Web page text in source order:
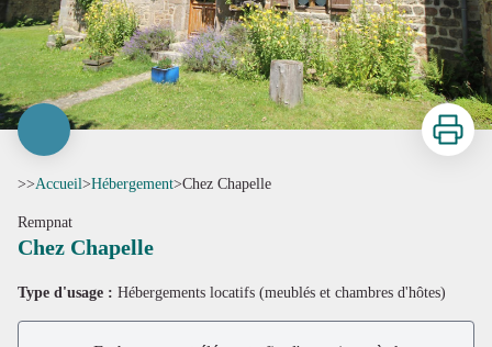
Voir l'image en plein écran
Imprimer
>>Accueil>Hébergement>Chez Chapelle
Rempnat
Chez Chapelle
Type d'usage : Hébergements locatifs (meublés et chambres d'hôtes)